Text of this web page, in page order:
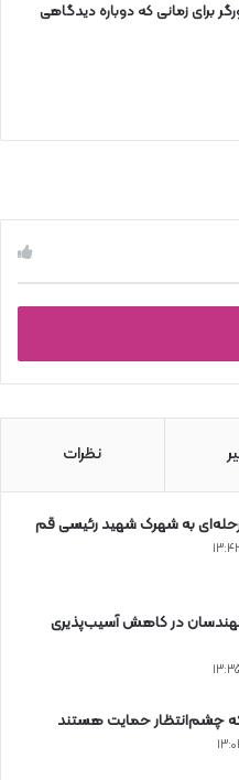
برای زمانی که دوباره دیدگاهی
نظرات
به شهرک شهید رئیسی قم
در کاهش آسیب‌پذیری
چشم‌انتظار حمایت هستند